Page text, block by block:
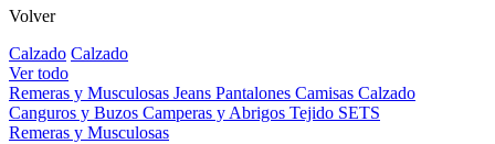
Volver
Calzado Calzado
Ver todo
Remeras y Musculosas Jeans Pantalones Camisas Calzado
Canguros y Buzos Camperas y Abrigos Tejido SETS
Remeras y Musculosas